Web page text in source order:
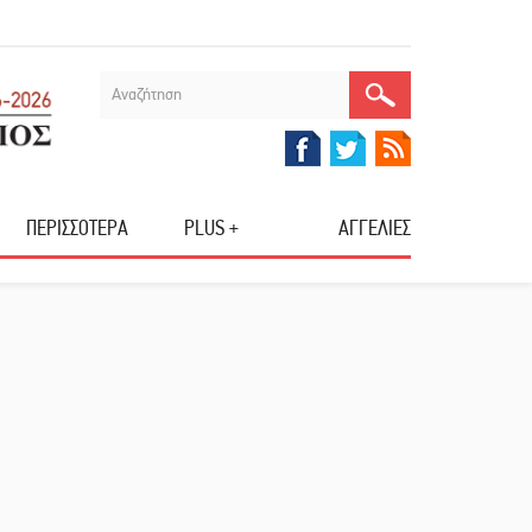
ΠΕΡΙΣΣΟΤΕΡΑ PLUS + ΑΓΓΕΛΙΕΣ